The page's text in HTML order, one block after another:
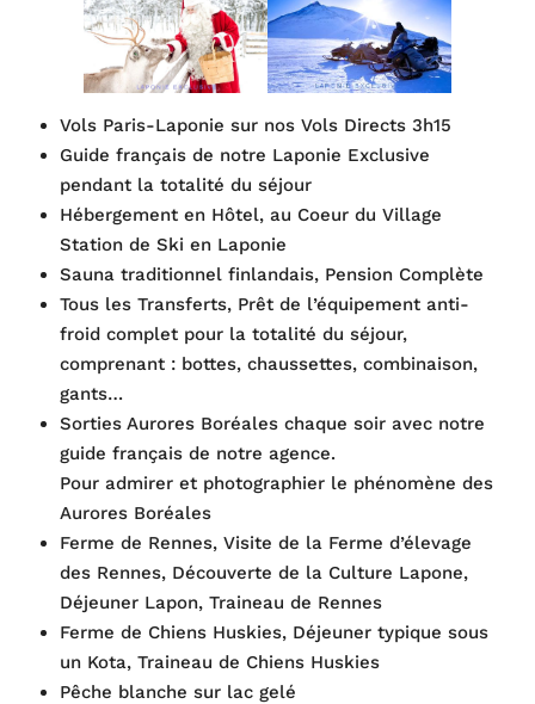
Vols Paris-Laponie sur nos Vols Directs 3h15
Guide français de notre Laponie Exclusive
pendant la totalité du séjour
Hébergement en Hôtel, au Coeur du Village
Station de Ski en Laponie
Sauna traditionnel finlandais, Pension Complète
Tous les Transferts, Prêt de l’équipement anti-
froid complet pour la totalité du séjour,
comprenant : bottes, chaussettes, combinaison,
gants…
Sorties Aurores Boréales chaque soir avec notre
guide français de notre agence.
Pour admirer et photographier le phénomène des
Aurores Boréales
Ferme de Rennes, Visite de la Ferme d’élevage
des Rennes, Découverte de la Culture Lapone,
Déjeuner Lapon, Traineau de Rennes
Ferme de Chiens Huskies, Déjeuner typique sous
un Kota, Traineau de Chiens Huskies
Pêche blanche sur lac gelé